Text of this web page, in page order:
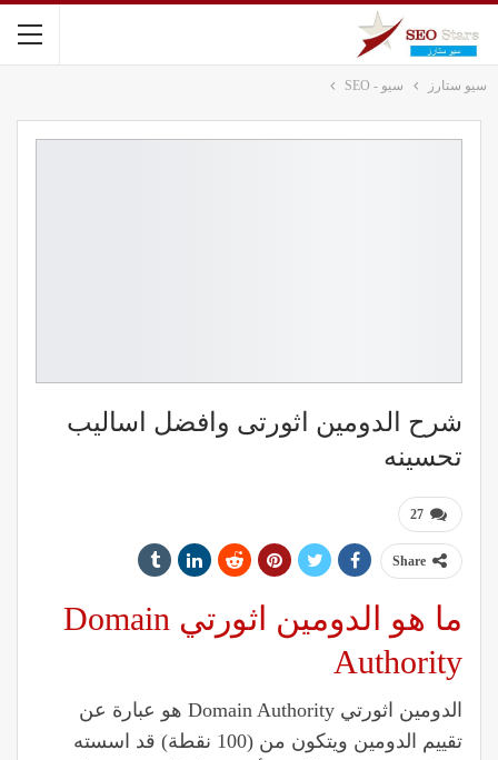
سيو ستارز سيو - SEO
شرح الدومين اثورتى وافضل اساليب
تحسينه
27
Share
ما هو الدومين اثورتي Domain
Authority
الدومين اثورتي Domain Authority هو عبارة عن
تقييم الدومين ويتكون من (100 نقطة) قد اسسته